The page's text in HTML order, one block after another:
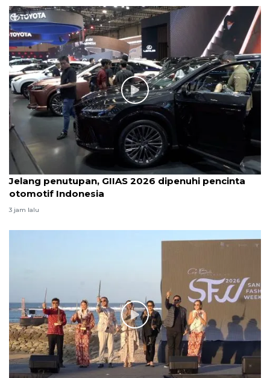
Jelang penutupan, GIIAS 2026 dipenuhi pencinta
otomotif Indonesia
3 jam lalu